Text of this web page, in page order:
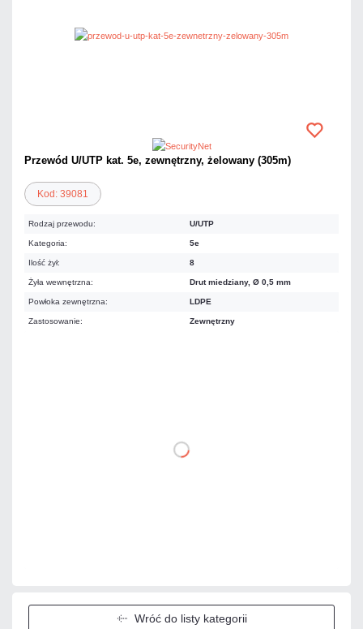
Przewód U/UTP kat. 5e, zewnętrzny, żelowany (305m)
Kod: 39081
Rodzaj przewodu: U/UTP
Kategoria: 5e
Ilość żył: 8
Żyła wewnętrzna: Drut miedziany, Ø 0,5 mm
Powłoka zewnętrzna: LDPE
Zastosowanie: Zewnętrzny
DO KOSZYKA
Wróć do listy kategorii